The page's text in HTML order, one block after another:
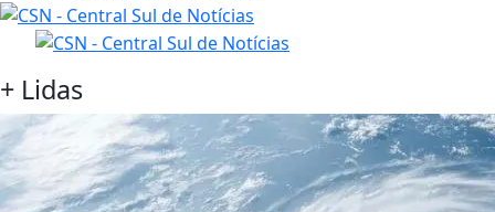
+ Lidas